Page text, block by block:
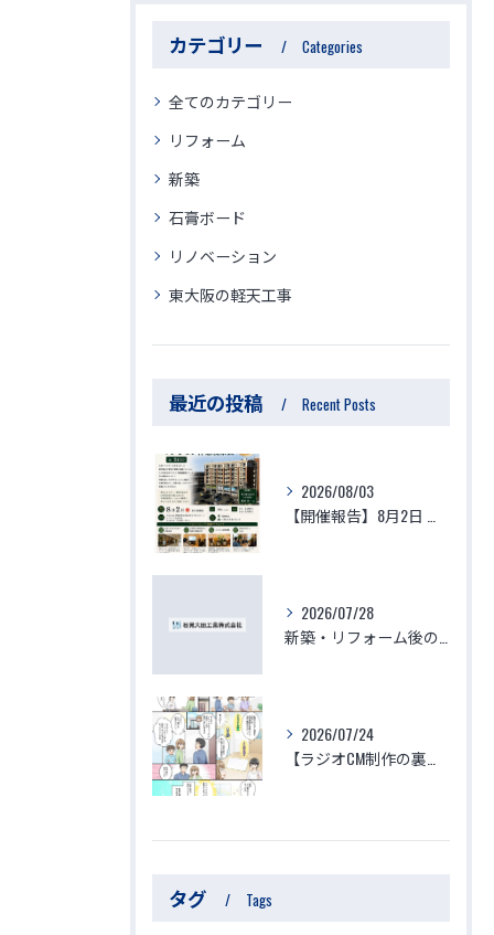
カテゴリー Categories
全てのカテゴリー
リフォーム
新築
石膏ボード
リノベーション
東大阪の軽天工事
最近の投稿 Recent Posts
2026/08/03
2026/07/28
2026/07/24
タグ Tags